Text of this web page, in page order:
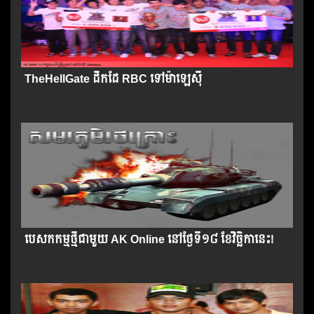
TheHellGate ដឹកដៃ RBC ទៅ​ម៉ាឡេស៊ី
បេសកកម្ម​ថ្មី​ជាមួយ​ AK Online នៅ​ថ្ងៃទី១៨ ខែវិច្ឆិកានេះ!